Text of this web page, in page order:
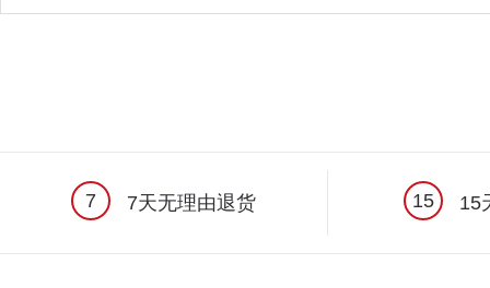
7 7天无理由退货 15 15